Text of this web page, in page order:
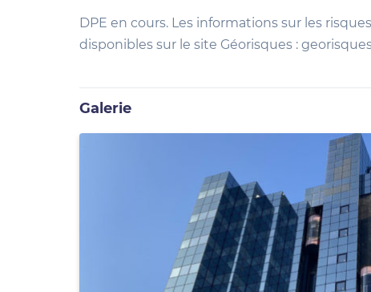
DPE en cours. Les informations sur les
disponibles sur le site Géorisques :
Galerie